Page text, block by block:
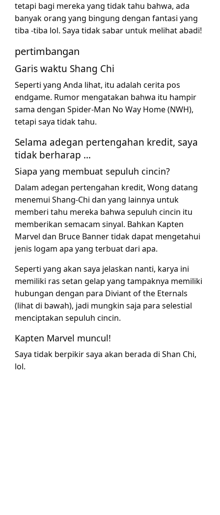
tetapi bagi mereka yang tidak tahu bahwa, ada
banyak orang yang bingung dengan fantasi yang
tiba -tiba lol. Saya tidak sabar untuk melihat abadi!
pertimbangan
Garis waktu Shang Chi
Seperti yang Anda lihat, itu adalah cerita pos
endgame. Rumor mengatakan bahwa itu hampir
sama dengan Spider-Man No Way Home (NWH),
tetapi saya tidak tahu.
Selama adegan pertengahan kredit, saya
tidak berharap …
Siapa yang membuat sepuluh cincin?
Dalam adegan pertengahan kredit, Wong datang
menemui Shang-Chi dan yang lainnya untuk
memberi tahu mereka bahwa sepuluh cincin itu
memberikan semacam sinyal. Bahkan Kapten
Marvel dan Bruce Banner tidak dapat mengetahui
jenis logam apa yang terbuat dari apa.
Seperti yang akan saya jelaskan nanti, karya ini
memiliki ras setan gelap yang tampaknya memiliki
hubungan dengan para Diviant of the Eternals
(lihat di bawah), jadi mungkin saja para selestial
menciptakan sepuluh cincin.
Kapten Marvel muncul!
Saya tidak berpikir saya akan berada di Shan Chi,
lol.